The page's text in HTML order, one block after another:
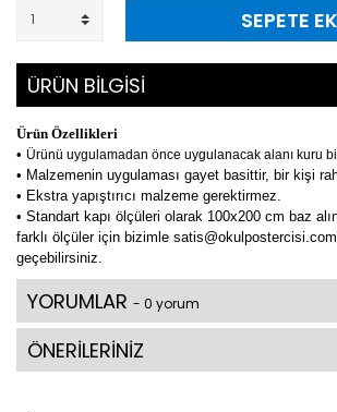
SEPETE
ÜRÜN BİLGİSİ
Ürün Özellikleri
• Ürünü uygulamadan önce uygulanacak alanı kuru
• Malzemenin uygulaması gayet basittir, bir kişi
• Ekstra yapıştırıcı malzeme gerektirmez.
• Standart kapı ölçüleri olarak 100x200 cm baz
farklı ölçüler için bizimle
geçebilirsiniz.
YORUMLAR - 0 yorum
ÖNERİLERİNİZ